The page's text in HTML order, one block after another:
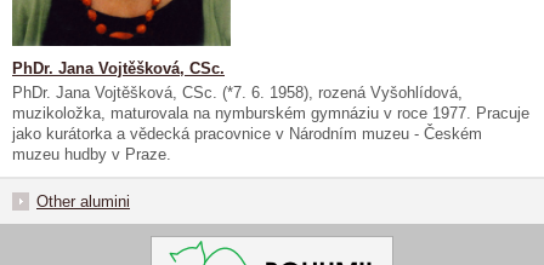
PhDr. Jana Vojtěšková, CSc.
PhDr. Jana Vojtěšková, CSc. (*7. 6. 1958), rozená Vyšohlídová,
muzikoložka, maturovala na nymburském gymnáziu v roce 1977. Pracuje
jako kurátorka a vědecká pracovnice v Národním muzeu - Českém
muzeu hudby v Praze.
Other alumini